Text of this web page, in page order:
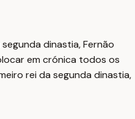
dinastia, Fernão
em crónica todos os
rei da segunda dinastia,